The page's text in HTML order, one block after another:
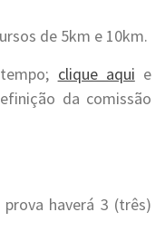
de 5km e 10km.
clique aqui e
da comissão
haverá 3 (três)